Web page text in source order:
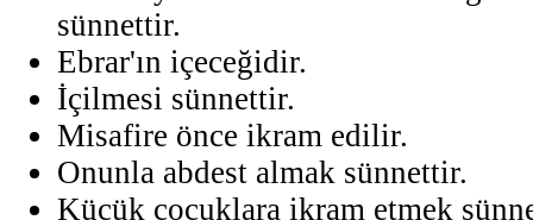
sünnettir.
Ebrar'ın içeceğidir.
İçilmesi sünnettir.
Misafire önce ikram edilir.
Onunla abdest almak sünnettir.
Kücük çocuklara ikram etmek